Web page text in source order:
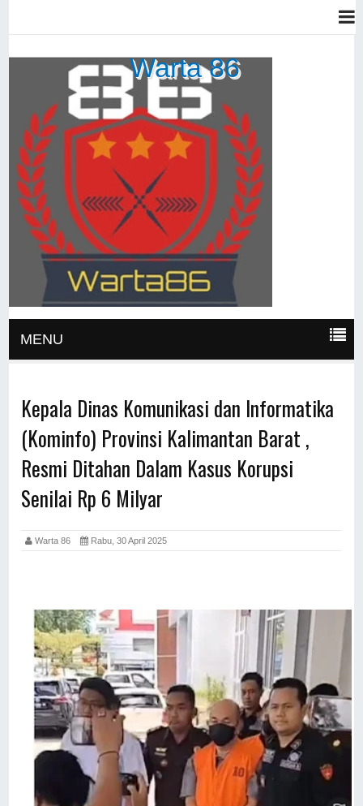
Warta 86
MENU
Kepala Dinas Komunikasi dan Informatika
(Kominfo) Provinsi Kalimantan Barat ,
Resmi Ditahan Dalam Kasus Korupsi
Senilai Rp 6 Milyar
Warta 86 Rabu, 30 April 2025